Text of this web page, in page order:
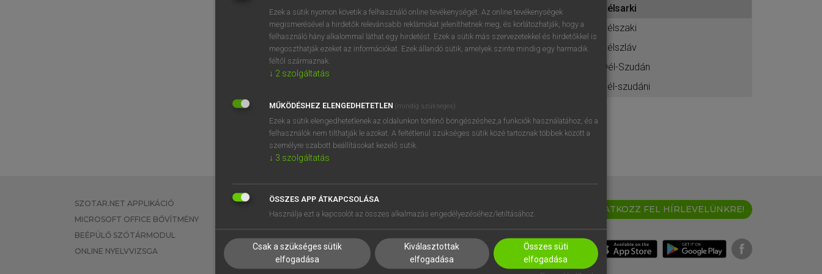
BELÉPÉS
próbaverziójának elindításához
regisztrálok ésbelépek.
REGISZTRÁCIÓ
délsarki
délszaki
délszláv
Dél-Szudán
dél-szudáni
SZOTAR.NET APPLIKÁCIÓ
MICROSOFT OFFICE BŐVÍTMÉNY
BEÉPÜLŐ SZÓTÁRMODUL
ONLINE NYELVVIZSGA
EGYÉNI FELHASZNÁLÓKNAK
TANULÓKNAK
VÁLLALATI MEGOLDÁSOK
SÚGÓ
RÓLUNK
SÜTI BEÁLLÍTÁSOK
IRATKOZZ FEL HÍRLEVELÜNKRE!
Ezek a sütik nyomon követik a felhasználó online tevékenységét. Az online tevékenységek
megismerésével a hirdetők relevánsabb reklámokat jeleníthetnek meg, és korlátozhatják, hogy a
felhasználó hány alkalommal láthat egy hirdetést. Ezek a sütik más szervezetekkel és hirdetőkkel is
megoszthatják ezeket az információkat. Ezek állandó sütik, amelyek szinte mindig egy harmadik
féltől származnak.
↓ 2 szolgáltatás
MŰKÖDÉSHEZ ELENGEDHETETLEN (mindig szükséges)
Ezek a sütik elengedhetetlenek az oldalunkon történő böngészéshez,a funkciók használatához, és a
felhasználók nem tilthatják le azokat. A feltétlenül szükséges sütik közé tartoznak többek között a
személyre szabott beállításokat kezelő sütik.
↓ 3 szolgáltatás
ÖSSZES APP ÁTKAPCSOLÁSA
Használja ezt a kapcsolót az összes alkalmazás engedélyezéséhez/letiltásához.
Csak a szükséges sütik
elfogadása
Kiválasztottak
elfogadása
Összes süti
elfogadása